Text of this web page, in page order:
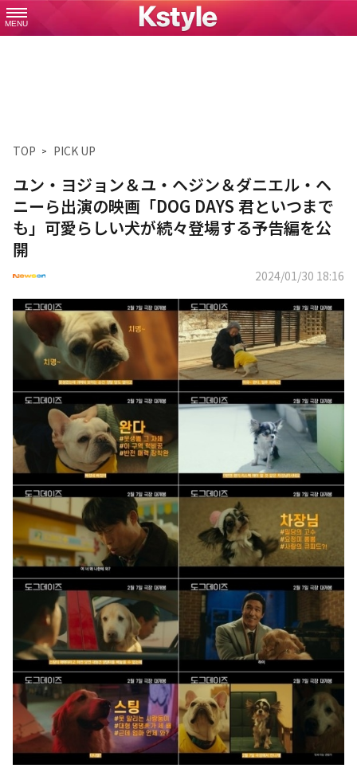
MENU
TOP PICK UP
ユン・ヨジョン＆ユ・ヘジン＆ダニエル・ヘ
ニーら出演の映画「DOG DAYS 君といつまで
も」可愛らしい犬が続々登場する予告編を公
開
2024/01/30 18:16